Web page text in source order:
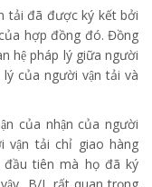
tải đã được ký kết bởi
hợp đồng đó. Đồng
hệ pháp lý giữa người
của người vận tải và
của nhận của người
vận tải chỉ giao hàng
tiên mà họ đã ký